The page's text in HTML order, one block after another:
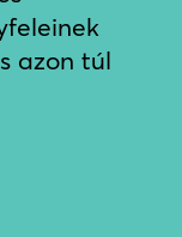
azon túl